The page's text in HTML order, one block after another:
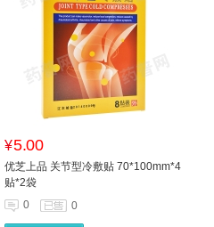
¥5.00
优芝上品 关节型冷敷贴 70*100mm*4
贴*2袋
0
0